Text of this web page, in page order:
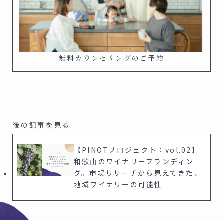
無料カウンセリングのご予約
【PINOTプロジェクト：vol.02】
和歌山のワイナリーブランディン
グ。市場リサーチから見えてきた、
地域ワイナリーの可能性